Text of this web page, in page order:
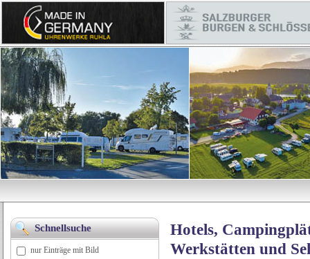
Hotels,
Werkstätten und
Schnellsuche
nur Einträge mit Bild